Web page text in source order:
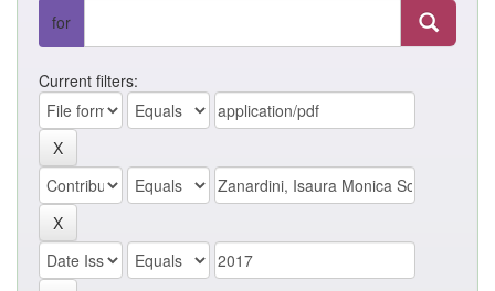
for
Current filters: